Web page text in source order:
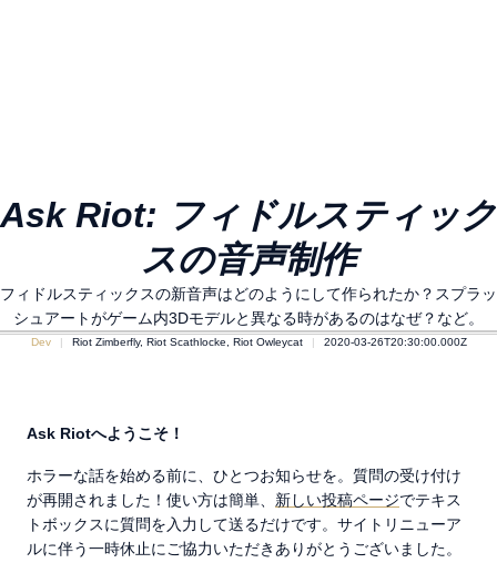
Ask Riot: フィドルスティック
スの音声制作
フィドルスティックスの新音声はどのようにして作られたか？スプラッ
シュアートがゲーム内3Dモデルと異なる時があるのはなぜ？など。
Dev Riot Zimberfly, Riot Scathlocke, Riot Owleycat 2020-03-26T20:30:00.000Z
Ask Riotへようこそ！
ホラーな話を始める前に、ひとつお知らせを。質問の受け付け
が再開されました！使い方は簡単、 新しい投稿ページでテキス
トボックスに質問を入力して送るだけです。サイトリニューア
ルに伴う一時休止にご協力いただきありがとうございました。